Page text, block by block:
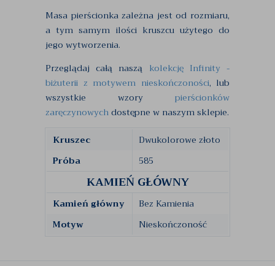
Masa pierścionka zależna jest od rozmiaru,
a tym samym ilości kruszcu użytego do
jego wytworzenia.
Przeglądaj całą naszą kolekcję Infinity -
biżuterii z motywem nieskończoności, lub
wszystkie wzory pierścionków
zaręczynowychdostępne w naszym sklepie.
Kruszec
Dwukolorowe złoto
Próba
585
KAMIEŃ GŁÓWNY
Kamień główny
Bez Kamienia
Motyw
Nieskończoność